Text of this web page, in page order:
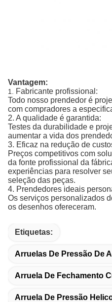
Vantagem:
1.
Fabricante profissional:
Todo nosso prendedor é
com compradores a
2. A qualidade é garantida:
Testes da durabilidade e
aumentar a vida dos
3. Eficaz na redução de
Preços competitivos com
da fonte profissional da
experiências para resolver
seleção das peças.
4. Prendedores ideais
Os serviços personalizados
os desenhos ofereceram.
Etiquetas:
Arruelas De Pressão De
Arruela De Fechamento
Arruela De Pressão